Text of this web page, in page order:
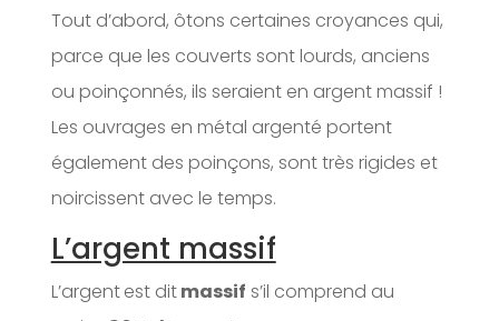
Tout d’abord, ôtons certaines croyances qui,
parce que les couverts sont lourds, anciens
ou poinçonnés, ils seraient en argent massif !
Les ouvrages en métal argenté portent
également des poinçons, sont très rigides et
noircissent avec le temps.
L’argent massif
L’argentest ditmassif s’il comprend au